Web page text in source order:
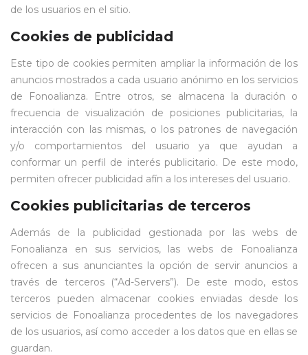
de los usuarios en el sitio.
Cookies de publicidad
Este tipo de cookies permiten ampliar la información de los
anuncios mostrados a cada usuario anónimo en los servicios
de Fonoalianza. Entre otros, se almacena la duración o
frecuencia de visualización de posiciones publicitarias, la
interacción con las mismas, o los patrones de navegación
y/o comportamientos del usuario ya que ayudan a
conformar un perfil de interés publicitario. De este modo,
permiten ofrecer publicidad afín a los intereses del usuario.
Cookies publicitarias de terceros
Además de la publicidad gestionada por las webs de
Fonoalianza en sus servicios, las webs de Fonoalianza
ofrecen a sus anunciantes la opción de servir anuncios a
través de terceros (“Ad-Servers”). De este modo, estos
terceros pueden almacenar cookies enviadas desde los
servicios de Fonoalianza procedentes de los navegadores
de los usuarios, así como acceder a los datos que en ellas se
guardan.